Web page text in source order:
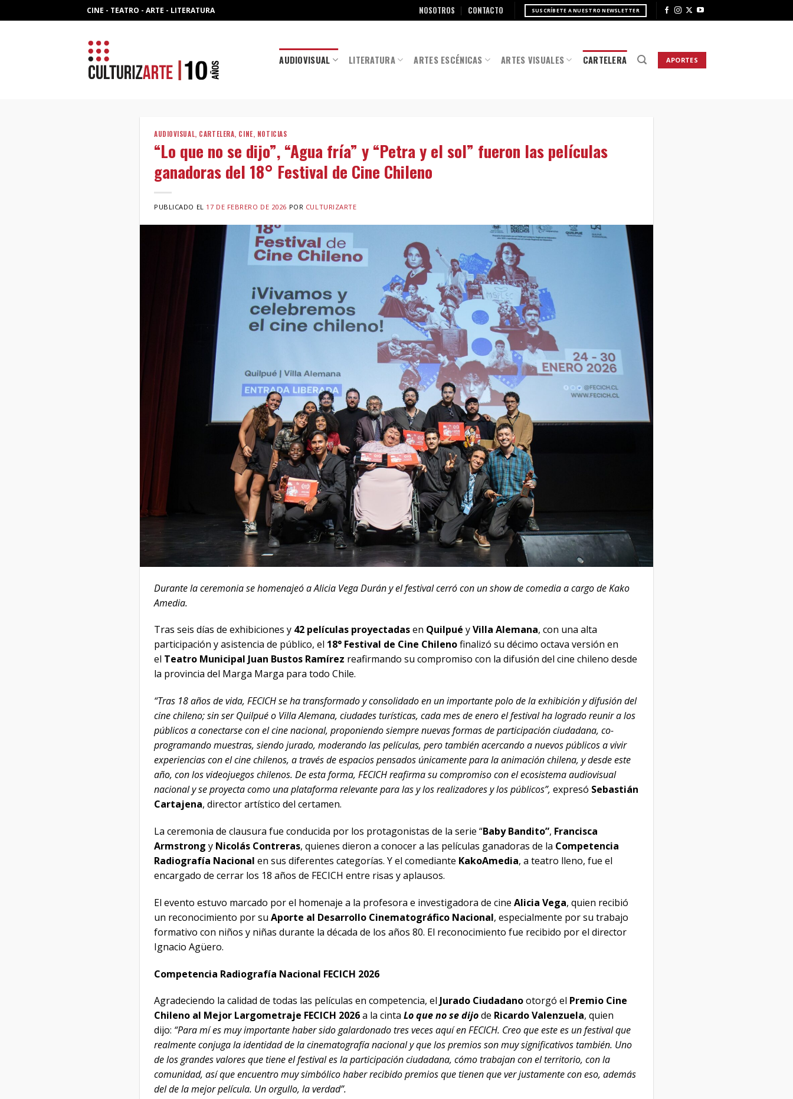
to
CINE - TEATRO - ARTE - LITERATURA NOSOTROS CONTACTO SUSCRÍBETE A NUESTRO NEWSLETTER
AUDIOVISUAL LITERATURA ARTES ESCÉNICAS ARTES VISUALES CARTELERA APORTES
AUDIOVISUAL, CARTELERA, CINE, NOTICIAS
“Lo que no se dijo”, “Agua fría” y “Petra y el sol” fueron las películas
ganadoras del 18° Festival de Cine Chileno
PUBLICADO EL 17 DE FEBRERO DE 2026 POR CULTURIZARTE
Durante la ceremonia se homenajeó a Alicia Vega Durán y el festival cerró con un show de comedia a cargo de Kako
Amedia.
Tras seis días de exhibiciones y 42 películas proyectadasen Quilpué yVilla Alemana, con una alta
participación y asistencia de público, el 18° Festival de Cine Chilenofinalizó su décimo octava versión en
el Teatro Municipal Juan Bustos Ramírez reafirmando su compromiso con la difusión del cine chileno desde
la provincia del Marga Marga para todo Chile.
“Tras 18 años de vida, FECICH se ha transformado y consolidado en un importante polo de la exhibición y difusión del
cine chileno; sin ser Quilpué o Villa Alemana, ciudades turísticas, cada mes de enero el festival ha logrado reunir a los
públicos a conectarse con el cine nacional, proponiendo siempre nuevas formas de participación ciudadana, co-
programando muestras, siendo jurado, moderando las películas, pero también acercando a nuevos públicos a vivir
experiencias con el cine chilenos, a través de espacios pensados únicamente para la animación chilena, y desde este
año, con los videojuegos chilenos. De esta forma, FECICH reafirma su compromiso con el ecosistema audiovisual
nacional y se proyecta como una plataforma relevante para las y los realizadores y los públicos”, expresó Sebastián
Cartajena, director artístico del certamen.
La ceremonia de clausura fue conducida por los protagonistas de la serie “Baby Bandito”, Francisca
Armstrong y Nicolás Contreras, quienes dieron a conocer a las películas ganadoras de la Competencia
Radiografía Nacional en sus diferentes categorías. Y el comediante KakoAmedia, a teatro lleno, fue el
encargado de cerrar los 18 años de FECICH entre risas y aplausos.
El evento estuvo marcado por el homenaje a la profesora e investigadora de cine Alicia Vega, quien recibió
un reconocimiento por su Aporte al Desarrollo Cinematográfico Nacional, especialmente por su trabajo
formativo con niños y niñas durante la década de los años 80. El reconocimiento fue recibido por el director
Ignacio Agüero.
Competencia Radiografía Nacional FECICH 2026
Agradeciendo la calidad de todas las películas en competencia, el Jurado Ciudadanootorgó el Premio Cine
Chileno al Mejor Largometraje FECICH 2026a la cinta Lo que no se dijode Ricardo Valenzuela, quien
dijo: “Para mí es muy importante haber sido galardonado tres veces aquí en FECICH. Creo que este es un festival que
realmente conjuga la identidad de la cinematografía nacional y que los premios son muy significativos también. Uno
de los grandes valores que tiene el festival es la participación ciudadana, cómo trabajan con el territorio, con la
comunidad, así que encuentro muy simbólico haber recibido premios que tienen que ver justamente con eso, además
del de la mejor película. Un orgullo, la verdad”.